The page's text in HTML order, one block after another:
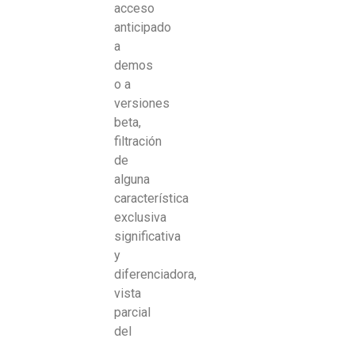
acceso
anticipado
a
demos
o a
versiones
beta,
filtración
de
alguna
característica
exclusiva
significativa
y
diferenciadora,
vista
parcial
del